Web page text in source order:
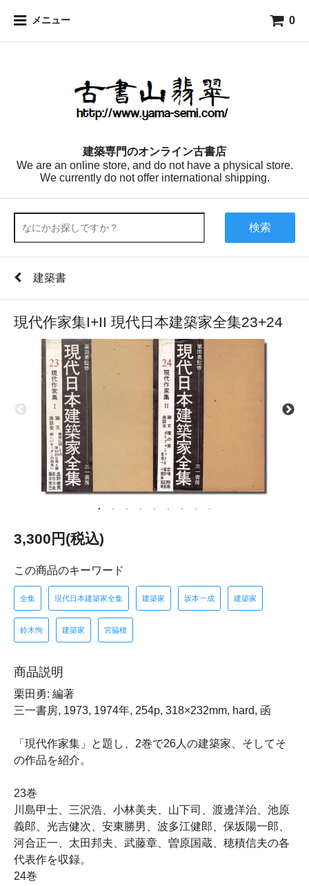
メニュー 0
建築専門のオンライン古書店
We are an online store, and do not have a physical store.
We currently do not offer international shipping.
検索
建築書
現代作家集I+II 現代日本建築家全集23+24
3,300円(税込)
この商品のキーワード
全集 現代日本建築家全集 建築家 坂本一成 建築家
鈴木恂 建築家 宮脇檀
商品説明
栗田勇: 編著
三一書房, 1973, 1974年, 254p, 318×232mm, hard, 函
「現代作家集」と題し、2巻で26人の建築家、そしてそ
の作品を紹介。
23巻
川島甲士、三沢浩、小林美夫、山下司、渡邊洋治、池原
義郎、光吉健次、安東勝男、波多江健郎、保坂陽一郎、
河合正一、太田邦夫、武藤章、曽原国蔵、穂積信夫の各
代表作を収録。
24巻